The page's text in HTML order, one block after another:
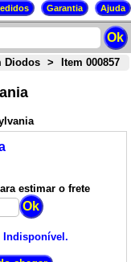
Diodos > Item 000857
estimar o frete
Indisponível.